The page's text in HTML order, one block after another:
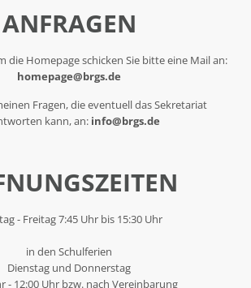
ANFRAGEN
die Homepage schicken Sie bitte eine Mail an:
homepage@brgs.de
Fragen, die eventuell das Sekretariat
kann, an: info@brgs.de
- Freitag 7:45 Uhr bis 15:30 Uhr
in den Schulferien
Dienstag und Donnerstag
- 12:00 Uhr bzw. nach Vereinbarung